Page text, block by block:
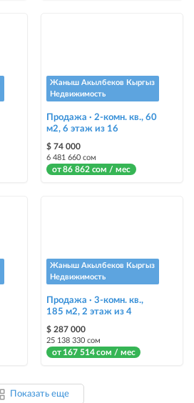
Жаныш Акылбеков Кыргыз
Недвижимость
Продажа · 2-комн. кв., 60
м2, 6 этаж из 16
$ 74 000
6 481 660 сом
от 86 862 сом / мес
Жаныш Акылбеков Кыргыз
Недвижимость
Продажа · 3-комн. кв.,
185 м2, 2 этаж из 4
$ 287 000
25 138 330 сом
от 167 514 сом / мес
Показать еще